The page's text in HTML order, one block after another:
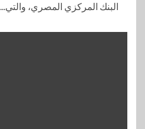
البنك المركزي المصري، والتي...